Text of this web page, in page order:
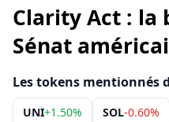
Clarity Act : la
Sénat
Les tokens mentionnés
UNI+1.50% SOL-0.60%